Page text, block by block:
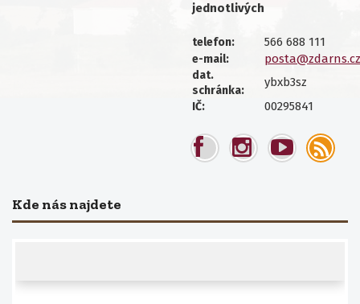
jednotlivých
telefon: 566 688 111
e-mail: posta@zdarns.cz
dat.
schránka:
ybxb3sz
IČ: 00295841
Kde nás najdete